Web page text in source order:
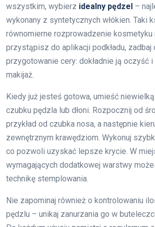
wszystkim, wybierz idealny pędzel –
wykonany z syntetycznych włókien. Taki
równomierne rozprowadzenie kosmetyku
przystąpisz do aplikacji podkładu, zadbaj
przygotowanie cery: dokładnie ją oczyść i
makijaż.
Kiedy już jesteś gotowa, umieść
czubku pędzla lub dłoni. Rozpocznij od
przykład od czubka nosa, a następnie
zewnętrznym krawędziom. Wykonuj
co pozwoli uzyskać lepsze krycie. W
wymagających dodatkowej warstwy
technikę stemplowania.
Nie zapominaj również o kontrolowaniu
pędzlu – unikaj zanurzania go w